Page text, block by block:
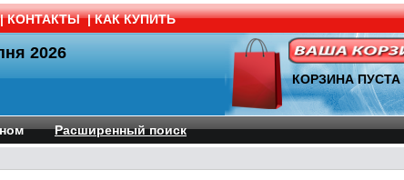
| КОНТАКТЫ | КАК КУПИТЬ
2026
КОРЗИНА ПУСТА
Расширенный поиск